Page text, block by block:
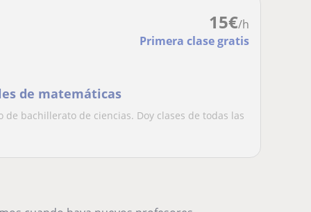
15€/h
Primera clase gratis
de matemáticas
bachillerato de ciencias. Doy clases de todas las